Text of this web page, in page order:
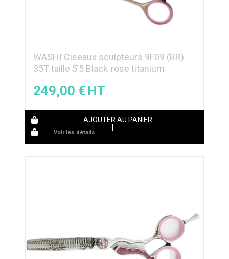
WASHI Ciseaux sculpteurs 9F09 (BR)
35T taille 5’5 Black-rose titanium
249,00 €
AJOUTER AU PANIER
Voir les détails